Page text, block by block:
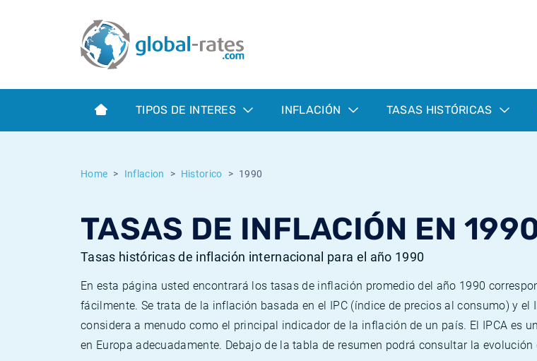
TIPOS DE INTERES INFLACIÓN TASAS HISTÓRICAS
Home Inflacion Historico 1990
TASAS DE INFLACIÓN EN
Tasas históricas de inflación internacional para el año 1990
En esta página usted encontrará los tasas de inflación promedio del año 1990
fácilmente. Se trata de la inflación basada en el IPC (índice de precios al consumo) y
considera a menudo como el principal indicador de la inflación de un país. El IPCA es
en Europa adecuadamente. Debajo de la tabla de resumen podrá consultar la
Term SOFR
¿Qué es la inflación IPC?
¿Qué es la inflación IPCA?
Inflación Mexicano - IPC
Euribor - histórico
ESTER - histórico
Calculadora de inflación